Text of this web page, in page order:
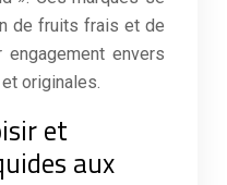
de fruits frais et de
envers
originales.
et
aux